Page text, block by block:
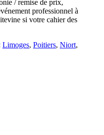
/ remise de prix,
professionnel à
si votre cahier des
Limoges, Poitiers, Niort,